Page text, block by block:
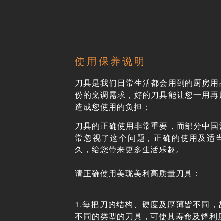
使用保养说明
刀具是我们日常生活都会用到的厨房
份的烹调需求，好的刀具能让您一用
造成您使用的负担；
刀具的正确使用非常重要，而部分中
常忽视了这个问题，正确的使用及适
久，给您带来更多生活乐趣。
请正确使用美珑美利高质量刀具：
1.每把刀的结构、硬度及厚薄皆不同
不同的类型的刀具，可使其寿命及锋利